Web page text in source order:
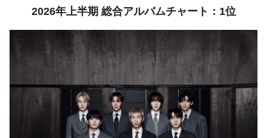
2026年上半期 総合アルバムチャート：1位